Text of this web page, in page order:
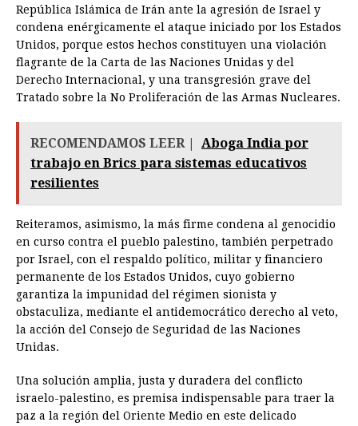
República Islámica de Irán ante la agresión de Israel y
condena enérgicamente el ataque iniciado por los Estados
Unidos, porque estos hechos constituyen una violación
flagrante de la Carta de las Naciones Unidas y del
Derecho Internacional, y una transgresión grave del
Tratado sobre la No Proliferación de las Armas Nucleares.
RECOMENDAMOS LEER |
Aboga India por
trabajo en Brics para sistemas educativos
resilientes
Reiteramos, asimismo, la más firme condena al genocidio
en curso contra el pueblo palestino, también perpetrado
por Israel, con el respaldo político, militar y financiero
permanente de los Estados Unidos, cuyo gobierno
garantiza la impunidad del régimen sionista y
obstaculiza, mediante el antidemocrático derecho al veto,
la acción del Consejo de Seguridad de las Naciones
Unidas.
Una solución amplia, justa y duradera del conflicto
israelo-palestino, es premisa indispensable para traer la
paz a la región del Oriente Medio en este delicado